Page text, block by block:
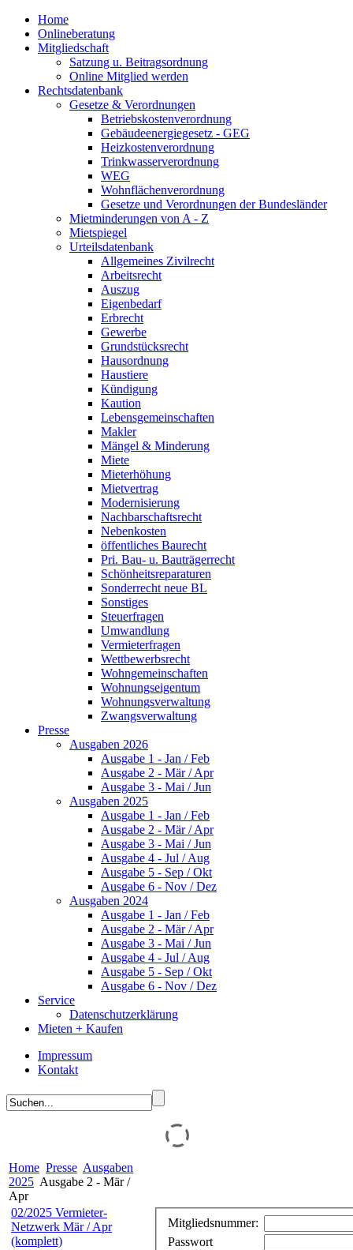
Home
Onlineberatung
Mitgliedschaft
Satzung u. Beitragsordnung
Online Mitglied werden
Rechtsdatenbank
Gesetze & Verordnungen
Betriebskostenverordnung
Gebäudeenergiegesetz - GEG
Heizkostenverordnung
Trinkwasserverordnung
WEG
Wohnflächenverordnung
Gesetze und Verordnungen der Bundesländer
Mietminderungen von A - Z
Mietspiegel
Urteilsdatenbank
Allgemeines Zivilrecht
Arbeitsrecht
Auszug
Eigenbedarf
Erbrecht
Gewerbe
Grundstücksrecht
Hausordnung
Haustiere
Kündigung
Kaution
Lebensgemeinschaften
Makler
Mängel & Minderung
Miete
Mieterhöhung
Mietvertrag
Modernisierung
Nachbarschaftsrecht
Nebenkosten
öffentliches Baurecht
Pri. Bau- u. Bauträgerrecht
Schönheitsreparaturen
Sonderrecht neue BL
Sonstiges
Steuerfragen
Umwandlung
Vermieterfragen
Wettbewerbsrecht
Wohngemeinschaften
Wohnungseigentum
Wohnungsverwaltung
Zwangsverwaltung
Presse
Ausgaben 2026
Ausgabe 1 - Jan / Feb
Ausgabe 2 - Mär / Apr
Ausgabe 3 - Mai / Jun
Ausgaben 2025
Ausgabe 1 - Jan / Feb
Ausgabe 2 - Mär / Apr
Ausgabe 3 - Mai / Jun
Ausgabe 4 - Jul / Aug
Ausgabe 5 - Sep / Okt
Ausgabe 6 - Nov / Dez
Ausgaben 2024
Ausgabe 1 - Jan / Feb
Ausgabe 2 - Mär / Apr
Ausgabe 3 - Mai / Jun
Ausgabe 4 - Jul / Aug
Ausgabe 5 - Sep / Okt
Ausgabe 6 - Nov / Dez
Service
Datenschutzerklärung
Mieten + Kaufen
Impressum
Kontakt
Home Presse Ausgaben
2025 Ausgabe 2 - Mär /
Apr
02/2025 Vermieter-
Netzwerk Mär / Apr
(komplett)
Mitgliedsnummer:
Passwort